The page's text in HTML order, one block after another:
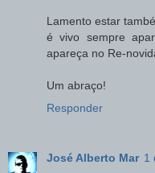
Lamento estar
é vivo sempre
apareça no Re-
Um abraço!
Responder
José Alberto Mar 1